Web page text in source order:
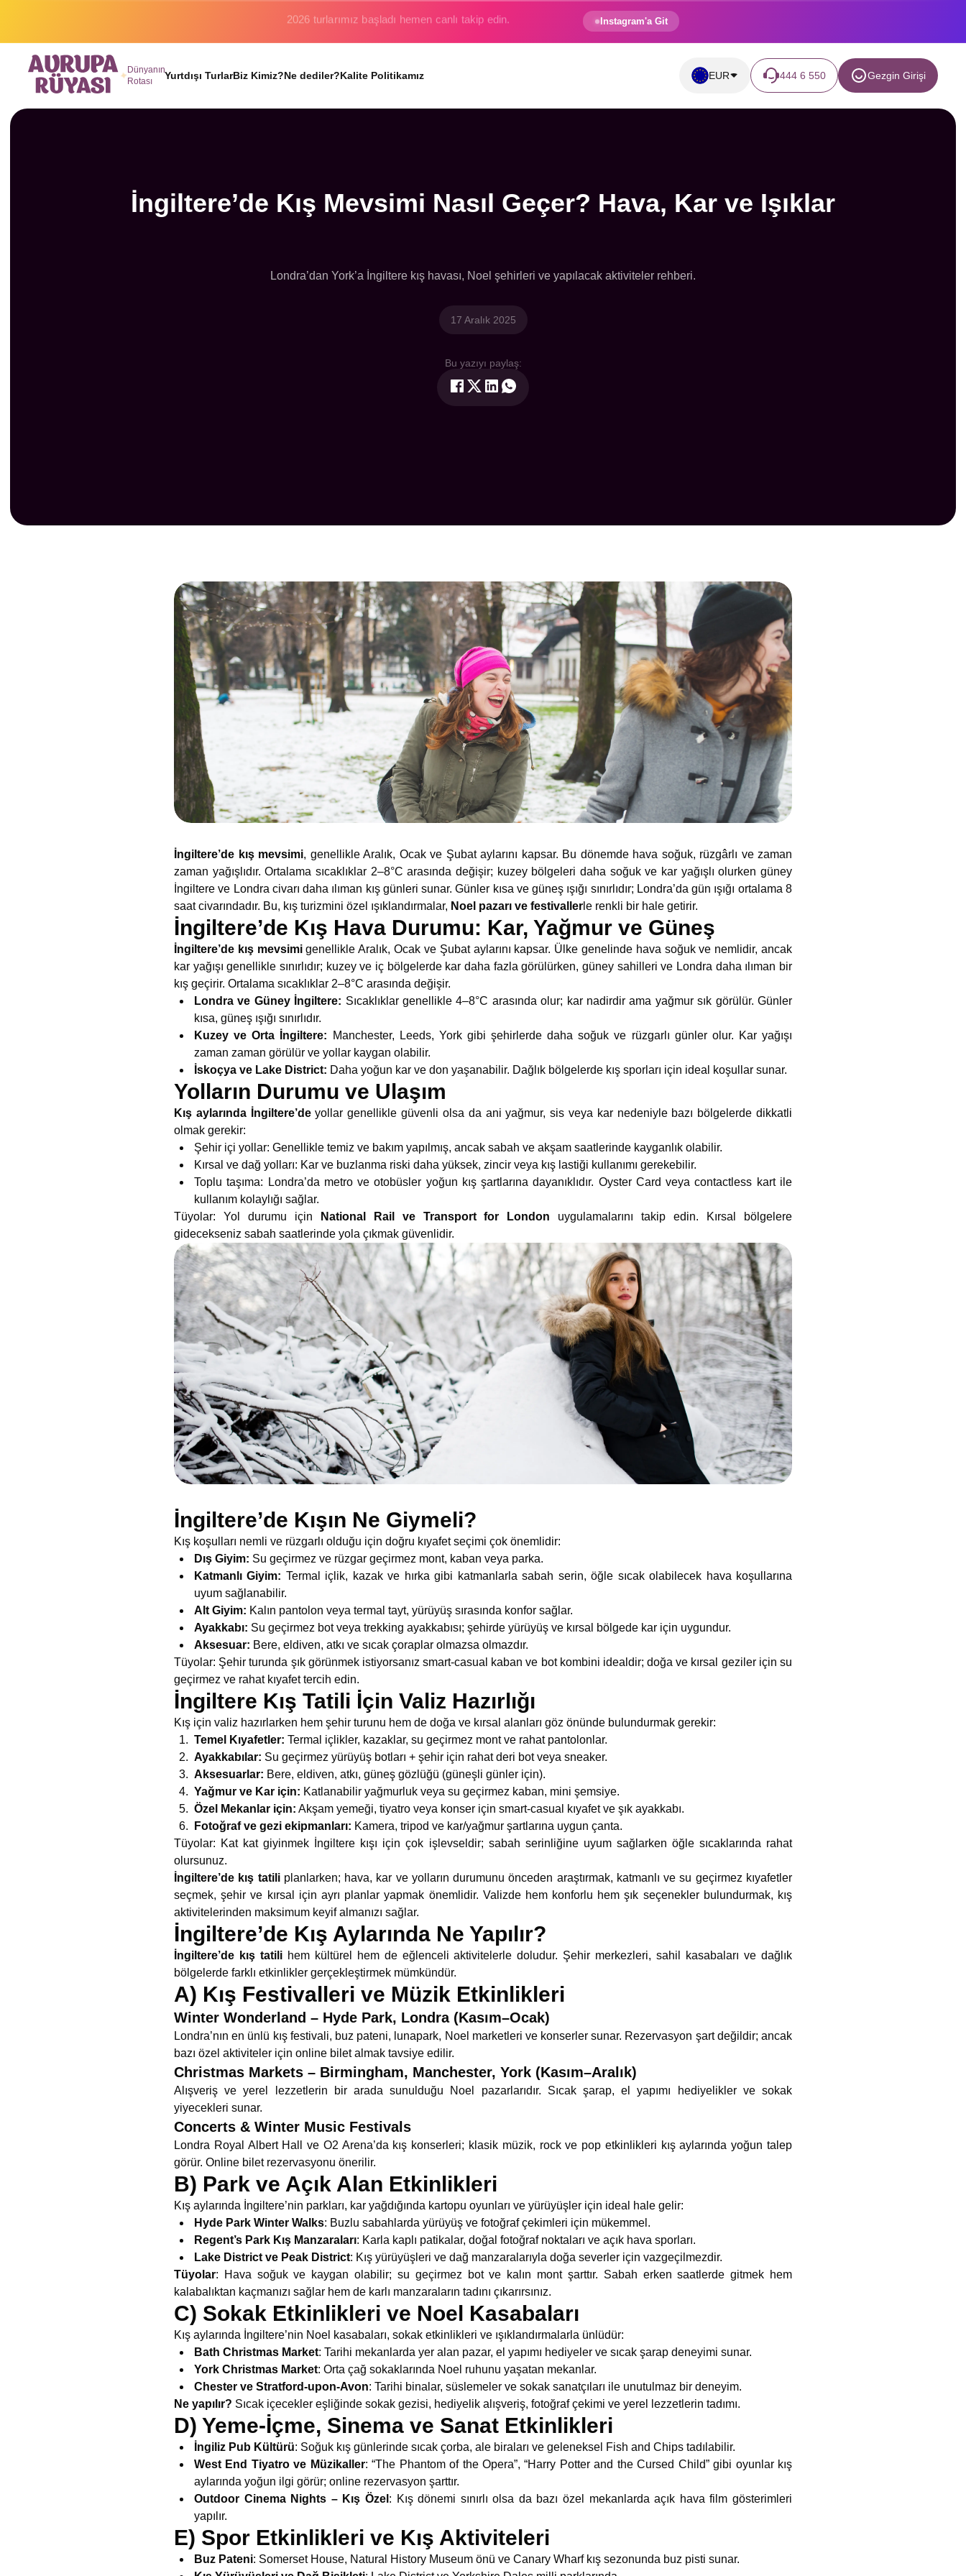
Binlerce gezginin hayali gerçek oluyor. Instagram'a Git
Dünyanın
Rotası
Yurtdışı TurlarBiz Kimiz?Ne dediler?Kalite Politikamız EUR 444 6 550 Gezgin Girişi
İngiltere’de Kış Mevsimi Nasıl Geçer? Hava, Kar ve Işıklar
Londra’dan York’a İngiltere kış havası, Noel şehirleri ve yapılacak aktiviteler rehberi.
17 Aralık 2025
Bu yazıyı paylaş:
İngiltere’de kış mevsimi, genellikle Aralık, Ocak ve Şubat aylarını kapsar. Bu dönemde hava soğuk, rüzgârlı ve zaman
zaman yağışlıdır. Ortalama sıcaklıklar 2–8°C arasında değişir; kuzey bölgeleri daha soğuk ve kar yağışlı olurken güney
İngiltere ve Londra civarı daha ılıman kış günleri sunar. Günler kısa ve güneş ışığı sınırlıdır; Londra’da gün ışığı ortalama 8
saat civarındadır. Bu, kış turizmini özel ışıklandırmalar, Noel pazarı ve festivaller le renkli bir hale getirir.
İngiltere’de Kış Hava Durumu: Kar, Yağmur ve Güneş
İngiltere’de kış mevsimigenellikle Aralık, Ocak ve Şubat aylarını kapsar. Ülke genelinde hava soğuk ve nemlidir, ancak
kar yağışı genellikle sınırlıdır; kuzey ve iç bölgelerde kar daha fazla görülürken, güney sahilleri ve Londra daha ılıman bir
kış geçirir. Ortalama sıcaklıklar 2–8°C arasında değişir.
Londra ve Güney İngiltere: Sıcaklıklar genellikle 4–8°C arasında olur; kar nadirdir ama yağmur sık görülür. Günler
kısa, güneş ışığı sınırlıdır.
Kuzey ve Orta İngiltere: Manchester, Leeds, York gibi şehirlerde daha soğuk ve rüzgarlı günler olur. Kar yağışı
zaman zaman görülür ve yollar kaygan olabilir.
İskoçya ve Lake District: Daha yoğun kar ve don yaşanabilir. Dağlık bölgelerde kış sporları için ideal koşullar sunar.
Yolların Durumu ve Ulaşım
Kış aylarında İngiltere’deyollar genellikle güvenli olsa da ani yağmur, sis veya kar nedeniyle bazı bölgelerde dikkatli
olmak gerekir:
Şehir içi yollar: Genellikle temiz ve bakım yapılmış, ancak sabah ve akşam saatlerinde kayganlık olabilir.
Kırsal ve dağ yolları: Kar ve buzlanma riski daha yüksek, zincir veya kış lastiği kullanımı gerekebilir.
Toplu taşıma: Londra’da metro ve otobüsler yoğun kış şartlarına dayanıklıdır. Oyster Card veya contactless kart ile
kullanım kolaylığı sağlar.
Tüyolar: Yol durumu için
National Rail ve Transport for London uygulamalarını takip edin. Kırsal bölgelere
gidecekseniz sabah saatlerinde yola çıkmak güvenlidir.
İngiltere’de Kışın Ne Giymeli?
Kış koşulları nemli ve rüzgarlı olduğu için doğru kıyafet seçimi çok önemlidir:
Dış Giyim: Su geçirmez ve rüzgar geçirmez mont, kaban veya parka.
Katmanlı Giyim: Termal içlik, kazak ve hırka gibi katmanlarla sabah serin, öğle sıcak olabilecek hava koşullarına
uyum sağlanabilir.
Alt Giyim: Kalın pantolon veya termal tayt, yürüyüş sırasında konfor sağlar.
Ayakkabı: Su geçirmez bot veya trekking ayakkabısı; şehirde yürüyüş ve kırsal bölgede kar için uygundur.
Aksesuar: Bere, eldiven, atkı ve sıcak çoraplar olmazsa olmazdır.
Tüyolar: Şehir turunda şık görünmek istiyorsanız smart-casual kaban ve bot kombini idealdir; doğa ve kırsal geziler için su
geçirmez ve rahat kıyafet tercih edin.
İngiltere Kış Tatili İçin Valiz Hazırlığı
Kış için valiz hazırlarken hem şehir turunu hem de doğa ve kırsal alanları göz önünde bulundurmak gerekir:
Temel Kıyafetler: Termal içlikler, kazaklar, su geçirmez mont ve rahat pantolonlar.
Ayakkabılar: Su geçirmez yürüyüş botları + şehir için rahat deri bot veya sneaker.
Aksesuarlar: Bere, eldiven, atkı, güneş gözlüğü (güneşli günler için).
Yağmur ve Kar için: Katlanabilir yağmurluk veya su geçirmez kaban, mini şemsiye.
Özel Mekanlar için: Akşam yemeği, tiyatro veya konser için smart-casual kıyafet ve şık ayakkabı.
Fotoğraf ve gezi ekipmanları: Kamera, tripod ve kar/yağmur şartlarına uygun çanta.
Tüyolar: Kat kat giyinmek İngiltere kışı için çok işlevseldir; sabah serinliğine uyum sağlarken öğle sıcaklarında rahat
olursunuz.
İngiltere’de kış tatiliplanlarken; hava, kar ve yolların durumunu önceden araştırmak, katmanlı ve su geçirmez kıyafetler
seçmek, şehir ve kırsal için ayrı planlar yapmak önemlidir. Valizde hem konforlu hem şık seçenekler bulundurmak, kış
aktivitelerinden maksimum keyif almanızı sağlar.
İngiltere’de Kış Aylarında Ne Yapılır?
İngiltere’de kış tatilihem kültürel hem de eğlenceli aktivitelerle doludur. Şehir merkezleri, sahil kasabaları ve dağlık
bölgelerde farklı etkinlikler gerçekleştirmek mümkündür.
A) Kış Festivalleri ve Müzik Etkinlikleri
Winter Wonderland – Hyde Park, Londra (Kasım–Ocak)
Londra’nın en ünlü kış festivali, buz pateni, lunapark, Noel marketleri ve konserler sunar. Rezervasyon şart değildir; ancak
bazı özel aktiviteler için online bilet almak tavsiye edilir.
Christmas Markets – Birmingham, Manchester, York (Kasım–Aralık)
Alışveriş ve yerel lezzetlerin bir arada sunulduğu Noel pazarlarıdır. Sıcak şarap, el yapımı hediyelikler ve sokak
yiyecekleri sunar.
Concerts & Winter Music Festivals
Londra Royal Albert Hall ve O2 Arena’da kış konserleri; klasik müzik, rock ve pop etkinlikleri kış aylarında yoğun talep
görür. Online bilet rezervasyonu önerilir.
B) Park ve Açık Alan Etkinlikleri
Kış aylarında İngiltere’nin parkları, kar yağdığında kartopu oyunları ve yürüyüşler için ideal hale gelir:
Hyde Park Winter Walks: Buzlu sabahlarda yürüyüş ve fotoğraf çekimleri için mükemmel.
Regent’s Park Kış Manzaraları: Karla kaplı patikalar, doğal fotoğraf noktaları ve açık hava sporları.
Lake District ve Peak District: Kış yürüyüşleri ve dağ manzaralarıyla doğa severler için vazgeçilmezdir.
Tüyolar: Hava soğuk ve kaygan olabilir; su geçirmez bot ve kalın mont şarttır. Sabah erken saatlerde gitmek hem
kalabalıktan kaçmanızı sağlar hem de karlı manzaraların tadını çıkarırsınız.
C) Sokak Etkinlikleri ve Noel Kasabaları
Kış aylarında İngiltere’nin Noel kasabaları, sokak etkinlikleri ve ışıklandırmalarla ünlüdür:
Bath Christmas Market: Tarihi mekanlarda yer alan pazar, el yapımı hediyeler ve sıcak şarap deneyimi sunar.
York Christmas Market: Orta çağ sokaklarında Noel ruhunu yaşatan mekanlar.
Chester ve Stratford-upon-Avon: Tarihi binalar, süslemeler ve sokak sanatçıları ile unutulmaz bir deneyim.
Ne yapılır? Sıcak içecekler eşliğinde sokak gezisi, hediyelik alışveriş, fotoğraf çekimi ve yerel lezzetlerin tadımı.
D) Yeme-İçme, Sinema ve Sanat Etkinlikleri
İngiliz Pub Kültürü: Soğuk kış günlerinde sıcak çorba, ale biraları ve geleneksel Fish and Chips tadılabilir.
West End Tiyatro ve Müzikaller: “The Phantom of the Opera”, “Harry Potter and the Cursed Child” gibi oyunlar kış
aylarında yoğun ilgi görür; online rezervasyon şarttır.
Outdoor Cinema Nights – Kış Özel : Kış dönemi sınırlı olsa da bazı özel mekanlarda açık hava film gösterimleri
yapılır.
E) Spor Etkinlikleri ve Kış Aktiviteleri
Buz Pateni: Somerset House, Natural History Museum önü ve Canary Wharf kış sezonunda buz pisti sunar.